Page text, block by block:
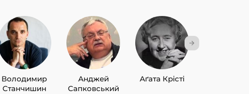
Володимир
Станчишин
Анджей
Сапковський
Аґата Крісті